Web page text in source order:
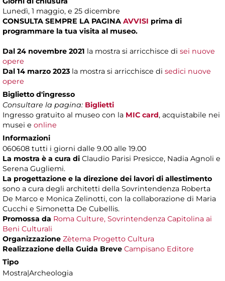
Lunedì, 1 maggio, e 25 dicembre
CONSULTA SEMPRE LA PAGINA AVVISI prima di
programmare la tua visita al museo.
Dal 24 novembre 2021 la mostra si arricchisce di sei nuove
opere
Dal 14 marzo 2023 la mostra si arricchisce di sedici nuove
opere
Biglietto d'ingresso
Consultare la pagina: Biglietti
Ingresso gratuito al museo con la MIC card, acquistabile nei
musei e online
Informazioni
060608 tutti i giorni dalle 9.00 alle 19.00
La mostra è a cura di Claudio Parisi Presicce, Nadia Agnoli e
Serena Gugliemi.
La progettazione e la direzione dei lavori di allestimento
sono a cura degli architetti della Sovrintendenza Roberta
De Marco e Monica Zelinotti, con la collaborazione di Maria
Cucchi e Simonetta De Cubellis.
Promossa da Roma Culture, Sovrintendenza Capitolina ai
Beni Culturali
Organizzazione Zètema Progetto Cultura
Realizzazione della Guida Breve Campisano Editore
Tipo
Mostra|Archeologia